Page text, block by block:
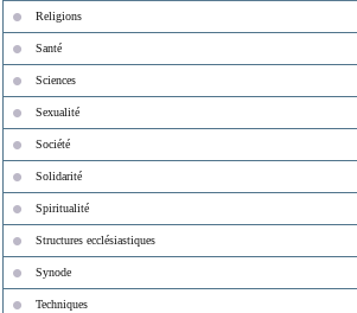
Religions
Santé
Sciences
Sexualité
Société
Solidarité
Spiritualité
Structures ecclésiastiques
Synode
Techniques